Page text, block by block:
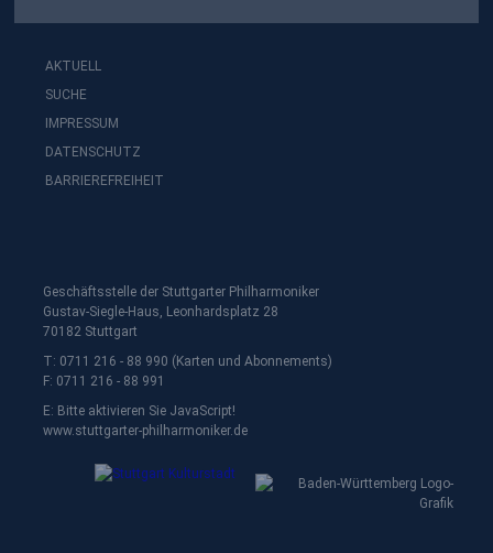
AKTUELL
SUCHE
IMPRESSUM
DATENSCHUTZ
BARRIEREFREIHEIT
Geschäftsstelle der Stuttgarter Philharmoniker
Gustav-Siegle-Haus, Leonhardsplatz 28
70182 Stuttgart
T: 0711 216 - 88 990 (Karten und Abonnements)
F: 0711 216 - 88 991
E: Bitte aktivieren Sie JavaScript!
www.stuttgarter-philharmoniker.de